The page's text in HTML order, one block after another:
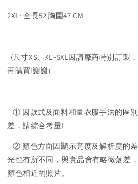
2XL: 全長52 胸圍47 CM
(尺寸XS、XL~5XL因請廠商特別訂製
再購買!謝謝)
① 因款式及面料和量衣服手法的區
差，請綜合考量!
② 顏色方面因顯示亮度及解析度的
光也有所不同，與實品會有略微落差
顏色相近的照片。